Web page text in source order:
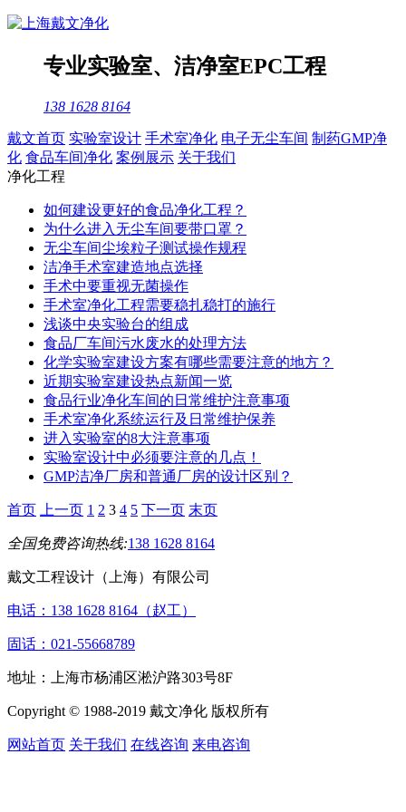
专业实验室、 洁净室EPC工程
138 1628 8164
戴文首页 实验室设计 手术室净化 电子无尘车间 制药GMP净
化 食品车间净化 案例展示 关于我们
净化工程
如何建设更好的食品净化工程？
为什么进入无尘车间要带口罩？
无尘车间尘埃粒子测试操作规程
洁净手术室建造地点选择
手术中要重视无菌操作
手术室净化工程需要稳扎稳打的施行
浅谈中央实验台的组成
食品厂车间污水废水的处理方法
化学实验室建设方案有哪些需要注意的地方？
近期实验室建设热点新闻一览
食品行业净化车间的日常维护注意事项
手术室净化系统运行及日常维护保养
进入实验室的8大注意事项
实验室设计中必须要注意的几点！
GMP洁净厂房和普通厂房的设计区别？
首页 上一页 1 2 3 4 5 下一页 末页
全国免费咨询热线:138 1628 8164
戴文工程设计（上海）有限公司
电话：138 1628 8164（赵工）
固话：021-55668789
地址：上海市杨浦区淞沪路303号8F
Copyright © 1988-2019 戴文净化 版权所有
网站首页 关于我们 在线咨询 来电咨询